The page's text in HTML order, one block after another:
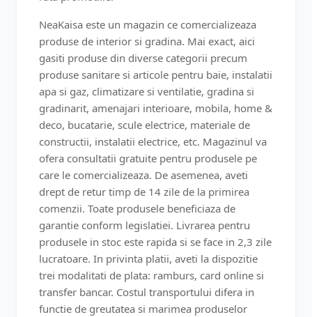
NeaKaisa este un magazin ce comercializeaza
produse de interior si gradina. Mai exact, aici
gasiti produse din diverse categorii precum
produse sanitare si articole pentru baie, instalatii
apa si gaz, climatizare si ventilatie, gradina si
gradinarit, amenajari interioare, mobila, home &
deco, bucatarie, scule electrice, materiale de
constructii, instalatii electrice, etc. Magazinul va
ofera consultatii gratuite pentru produsele pe
care le comercializeaza. De asemenea, aveti
drept de retur timp de 14 zile de la primirea
comenzii. Toate produsele beneficiaza de
garantie conform legislatiei. Livrarea pentru
produsele in stoc este rapida si se face in 2,3 zile
lucratoare. In privinta platii, aveti la dispozitie
trei modalitati de plata: ramburs, card online si
transfer bancar. Costul transportului difera in
functie de greutatea si marimea produselor